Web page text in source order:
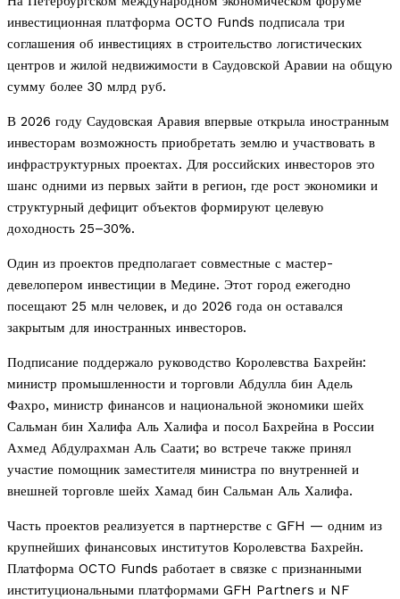
инвестиционная платформа OCTO Funds подписала три
соглашения об инвестициях в строительство логистических
центров и жилой недвижимости в Саудовской Аравии на общую
сумму более 30 млрд руб.
В 2026 году Саудовская Аравия впервые открыла иностранным
инвесторам возможность приобретать землю и участвовать в
инфраструктурных проектах. Для российских инвесторов это
шанс одними из первых зайти в регион, где рост экономики и
структурный дефицит объектов формируют целевую
доходность 25–30%.
Один из проектов предполагает совместные с мастер-
девелопером инвестиции в Медине. Этот город ежегодно
посещают 25 млн человек, и до 2026 года он оставался
закрытым для иностранных инвесторов.
Подписание поддержало руководство Королевства Бахрейн:
министр промышленности и торговли Абдулла бин Адель
Фахро, министр финансов и национальной экономики шейх
Сальман бин Халифа Аль Халифа и посол Бахрейна в России
Ахмед Абдулрахман Аль Саати; во встрече также принял
участие помощник заместителя министра по внутренней и
внешней торговле шейх Хамад бин Сальман Аль Халифа.
Часть проектов реализуется в партнерстве с GFH — одним из
крупнейших финансовых институтов Королевства Бахрейн.
Платформа OCTO Funds работает в связке с признанными
институциональными платформами GFH Partners и NF